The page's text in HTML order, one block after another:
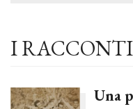
I RACCONTI
Una